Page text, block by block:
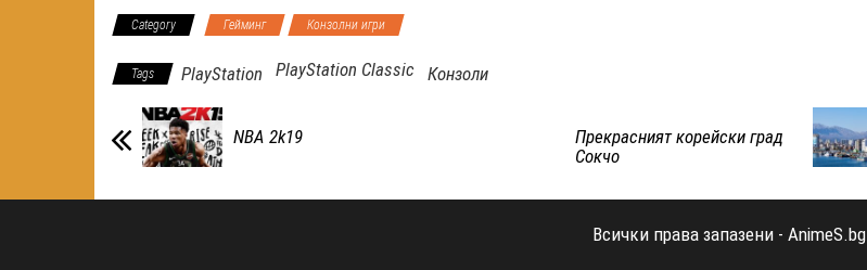
Category Гейминг Конзолни игри
Tags PlayStation PlayStation Classic Конзоли
NBA 2k19
Прекрасният корейски град
Сокчо
Всички права запазени - AnimeS.bg